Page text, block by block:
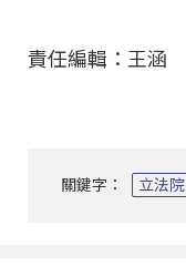
責任編輯：王涵
關鍵字： 立法院